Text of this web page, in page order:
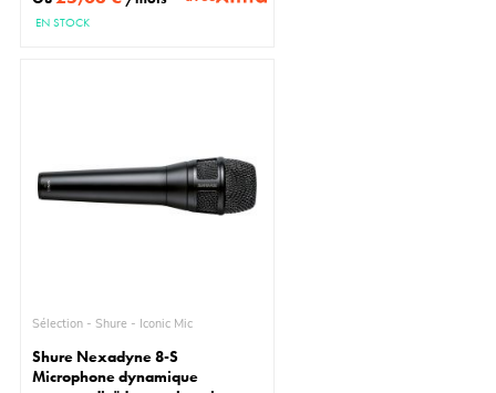
EN STOCK
Sélection - Shure - Iconic Mic
Shure Nexadyne 8-S
Microphone dynamique